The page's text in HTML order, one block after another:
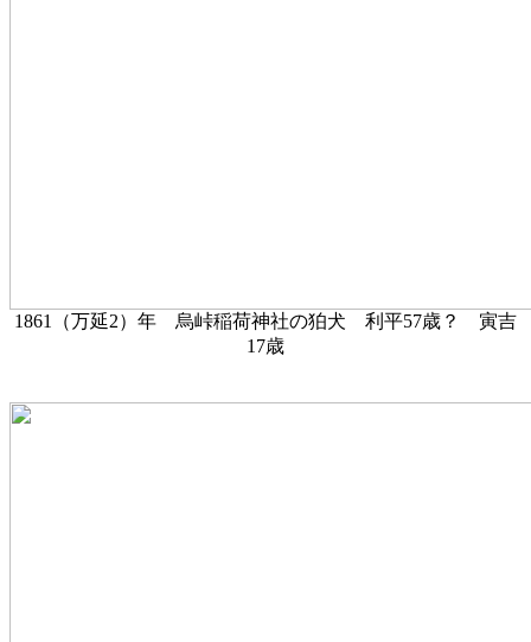
1861（万延2）年 烏峠稲荷神社の狛犬 利平57歳？ 寅吉
17歳